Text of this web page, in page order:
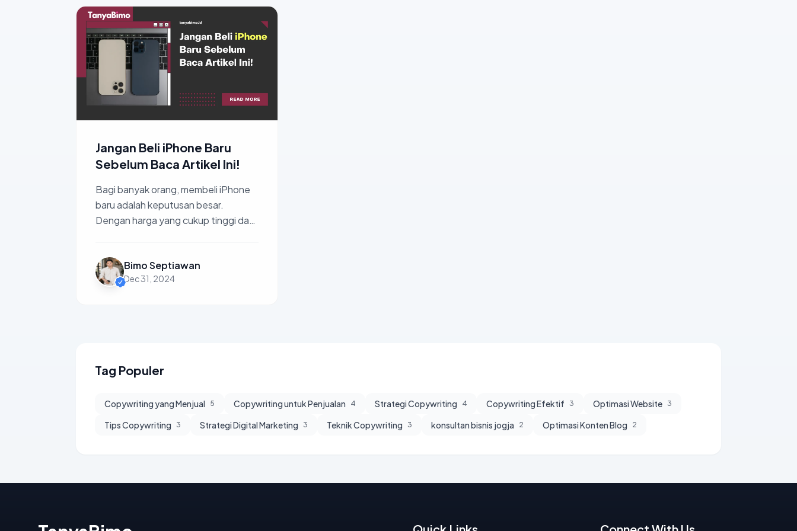
Jangan Beli iPhone Baru
Sebelum Baca Artikel Ini!
Bagi banyak orang, membeli iPhone
baru adalah keputusan besar.
Dengan harga yang cukup tinggi dan
Bimo Septiawan
Dec 31, 2024
Tag Populer
Copywriting yang Menjual 5 Copywriting untuk Penjualan 4 Strategi Copywriting 4 Copywriting Efektif 3 Optimasi Website 3
Tips Copywriting 3 Strategi Digital Marketing 3 Teknik Copywriting 3 konsultan bisnis jogja 2 Optimasi Konten Blog 2